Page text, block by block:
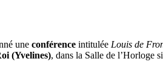
une conférence intitulée Louis de
(Yvelines), dans la Salle de l’Horloge